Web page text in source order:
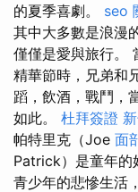
的夏季喜劇。 seo
其中大多數是浪漫
僅僅是愛與旅行。
精華節時，兄弟和
蹈，飲酒，戰鬥，
如此。 杜拜簽證
帕特里克（Joe 面
Patrick）是童年的
青少年的悲慘生活